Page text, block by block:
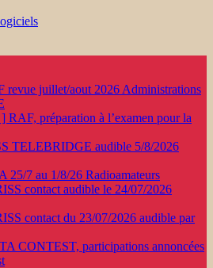
revue juillet/aout 2026 Administrations
] RAF, préparation à l’examen pour la
TELEBRIDGE audible 5/8/2026
25/7 au 1/8/26 Radioamateurs
contact audible le 24/07/2026
contact du 23/07/2026 audible par
CONTEST, participations annoncées